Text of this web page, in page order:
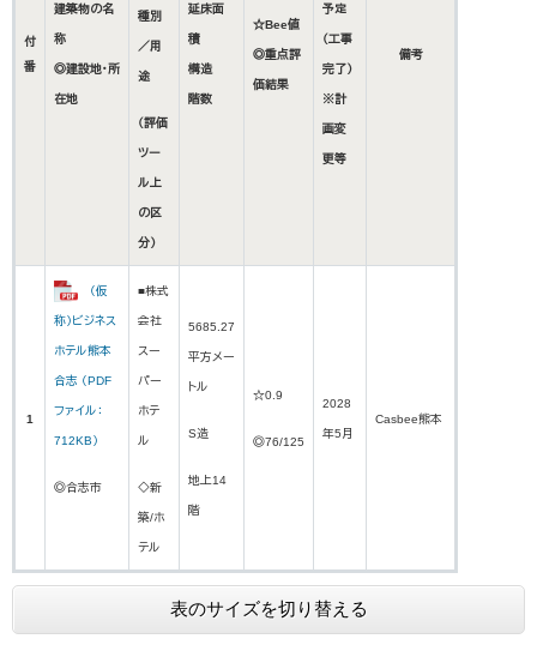
付
番
建築物の名
称
◎建設地・所
在地
種別
／用
途
（評価
ツー
ル上
の区
分）
延床面
積
構造
階数
☆Bee値
◎重点評
価結果
予定
（工事
完了）
​※計
画変
更等
備考
1
（仮
称）ビジネス
ホテル熊本
合志 （PDF
ファイル：
712KB）
◎合志市
■株式
会社
スー
パー
ホテ
ル
◇新
築/ホ
テル
5685.27
平方メー
トル
S造
地上14
階
☆0.9
◎76/125
2028
年5月
Casbee熊本
表のサイズを切り替える